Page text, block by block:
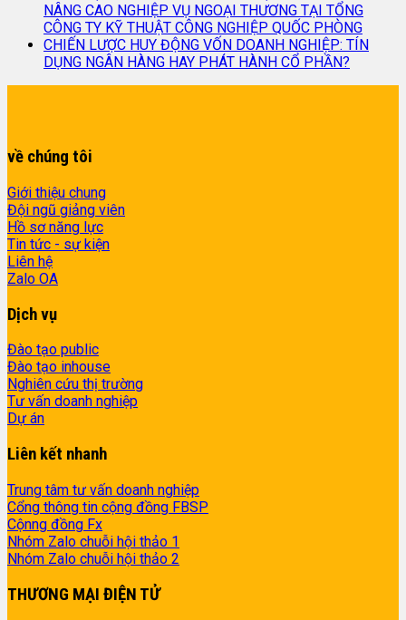
NÂNG CAO NGHIỆP VỤ NGOẠI THƯƠNG TẠI TỔNG
CÔNG TY KỸ THUẬT CÔNG NGHIỆP QUỐC PHÒNG
CHIẾN LƯỢC HUY ĐỘNG VỐN DOANH NGHIỆP: TÍN
DỤNG NGÂN HÀNG HAY PHÁT HÀNH CỔ PHẦN?
về chúng tôi
Giới thiệu chung
Đội ngũ giảng viên
Hồ sơ năng lực
Tin tức - sự kiện
Liên hệ
Zalo OA
Dịch vụ
Đào tạo public
Đào tạo inhouse
Nghiên cứu thị trường
Tư vấn doanh nghiệp
Dự án
Liên kết nhanh
Trung tâm tư vấn doanh nghiệp
Cổng thông tin cộng đồng FBSP
Cộnng đồng Fx
Nhóm Zalo chuỗi hội thảo 1
Nhóm Zalo chuỗi hội thảo 2
THƯƠNG MẠI ĐIỆN TỬ